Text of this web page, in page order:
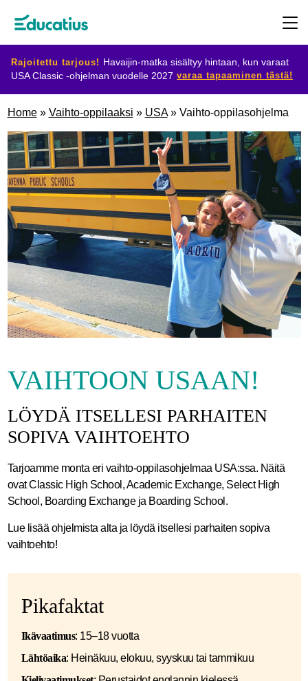
Rajoitettu tarjous! Havaijin-matka sisältyy hintaan, kun varaat
USA Classic -ohjelman vuodelle 2027 varaa tapaaminen tästä!
Ohjelmat
Suunnittele
vaihtosi
Ryhdy
isäntäperheeksi
Home» Vaihto-oppilaaksi » USA» Vaihto-oppilasohjelma
VAIHTOON USAAN!
LÖYDÄ ITSELLESI PARHAITEN
SOPIVA VAIHTOEHTO
Tarjoamme monta eri vaihto-oppilasohjelmaa USA:ssa. Näitä
ovat Classic High School, Academic Exchange, Select High
School, Boarding Exchange ja Boarding School.
Lue lisää ohjelmista alta ja löydä itsellesi parhaiten sopiva
vaihtoehto!
Pikafaktat
Ikävaatimus: 15–18 vuotta
Lähtöaika: Heinäkuu, elokuu, syyskuu tai tammikuu